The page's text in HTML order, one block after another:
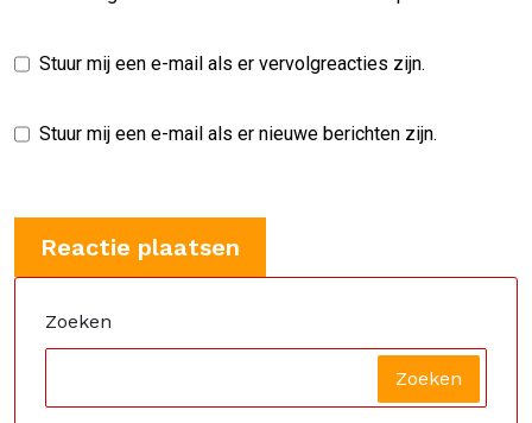
Stuur mij een e-mail als er vervolgreacties zijn.
Stuur mij een e-mail als er nieuwe berichten zijn.
Zoeken
Zoeken